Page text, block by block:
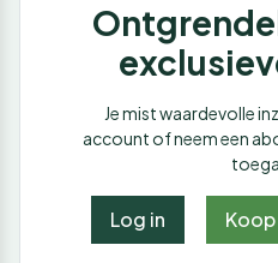
Je mist waardevolle
account of neem een
Log in